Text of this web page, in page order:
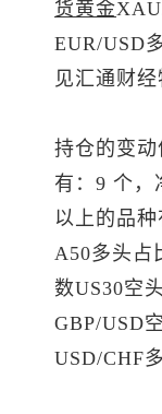
货黄金
EUR/USD
见汇通财经
持仓的变
有：9 个，
以上的品种
A50多头占
数US30空
GBP/USD
USD/CHF